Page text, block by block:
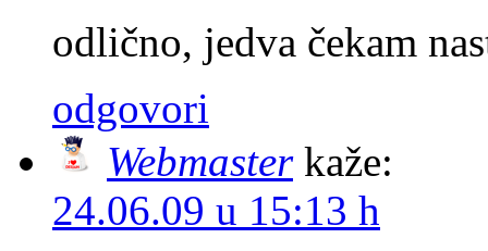
odlično, jedva čekam
odgovori
Webmaster kaže:
24.06.09 u 15:13 h